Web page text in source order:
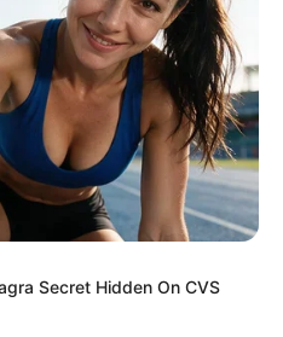
war damals schon ein gut
aber davon ausgehen,
vorher
Staates für die meisten
vonstattengegangen war.
Geschichte der
auf jedem Fall viele
Knechtschaften und
wird es wohl auch vor
Secret Hidden On CVS